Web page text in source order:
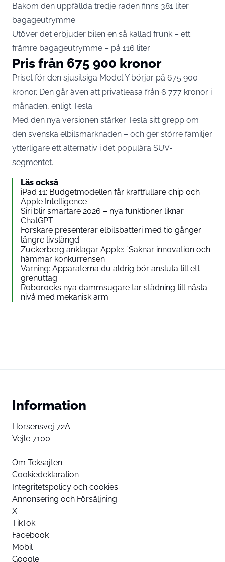
Bakom den uppfällda tredje raden finns 381 liter
bagageutrymme.
Utöver det erbjuder bilen en så kallad frunk – ett
främre bagageutrymme – på 116 liter.
Pris från 675 900 kronor
Priset för den sjusitsiga Model Y börjar på 675 900
kronor. Den går även att privatleasa från 6 777 kronor i
månaden, enligt Tesla.
Med den nya versionen stärker Tesla sitt grepp om
den svenska elbilsmarknaden – och ger större familjer
ytterligare ett alternativ i det populära SUV-
segmentet.
Läs också
iPad 11: Budgetmodellen får kraftfullare chip och
Apple Intelligence
Siri blir smartare 2026 – nya funktioner liknar
ChatGPT
Forskare presenterar elbilsbatteri med tio gånger
längre livslängd
Zuckerberg anklagar Apple: ”Saknar innovation och
hämmar konkurrensen
Varning: Apparaterna du aldrig bör ansluta till ett
grenuttag
Roborocks nya dammsugare tar städning till nästa
nivå med mekanisk arm
Information
Horsensvej 72A
Vejle 7100
Om Teksajten
Cookiedeklaration
Integritetspolicy och cookies
Annonsering och Försäljning
X
TikTok
Facebook
Mobil
Google